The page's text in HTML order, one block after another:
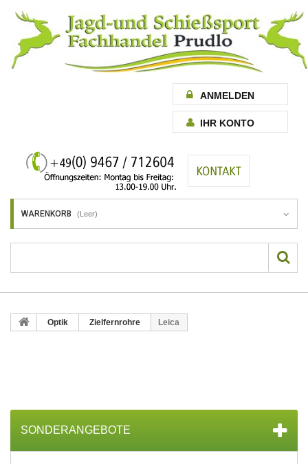
ANMELDEN
IHR KONTO
WARENKORB (Leer)
Optik Zielfernrohre Leica
SONDERANGEBOTE